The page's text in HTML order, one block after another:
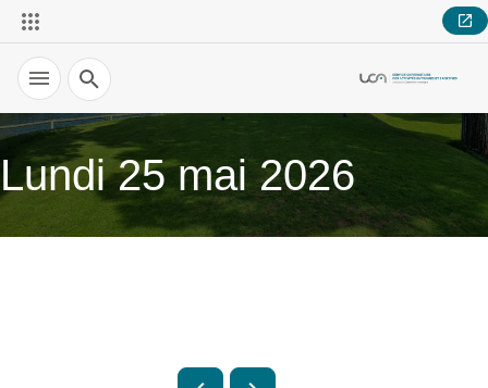
Recherche
Lundi 25 mai 2026